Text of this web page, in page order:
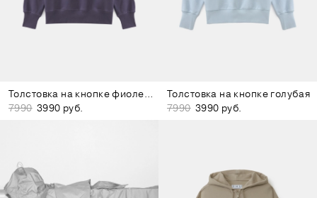
Толстовка на кнопке фиолетовая
7990 3990 руб.
Толстовка на кнопке голубая
7990 3990 руб.